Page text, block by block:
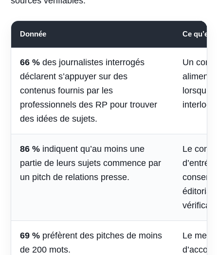
Donnée Ce
66 % des journalistes interrogés
déclarent s’appuyer sur des
contenus fournis par les
professionnels des RP pour trouver
des idées de sujets.
Un
lorsqu’il
86 % indiquent qu’au moins une
partie de leurs sujets commence par
un pitch de relations presse.
Le
69 % préfèrent des pitches de moins
de 200 mots.
Le